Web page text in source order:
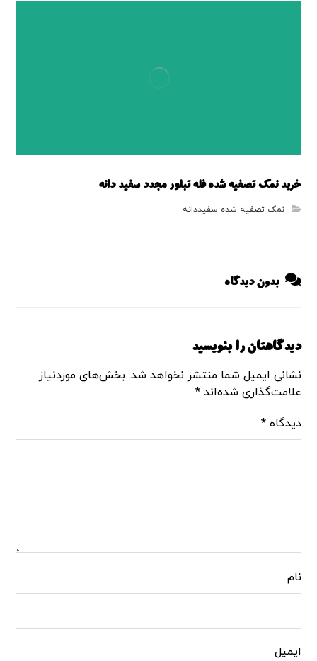
خرید نمک تصفیه شده فله تبلور مجدد سفید دانه
نمک تصفیه شده سفیددانه
بدون دیدگاه
دیدگاهتان را بنویسید
نشانی ایمیل شما منتشر نخواهد شد. بخش‌های موردنیاز
علامت‌گذاری شده‌اند*
دیدگاه*
نام
ایمیل